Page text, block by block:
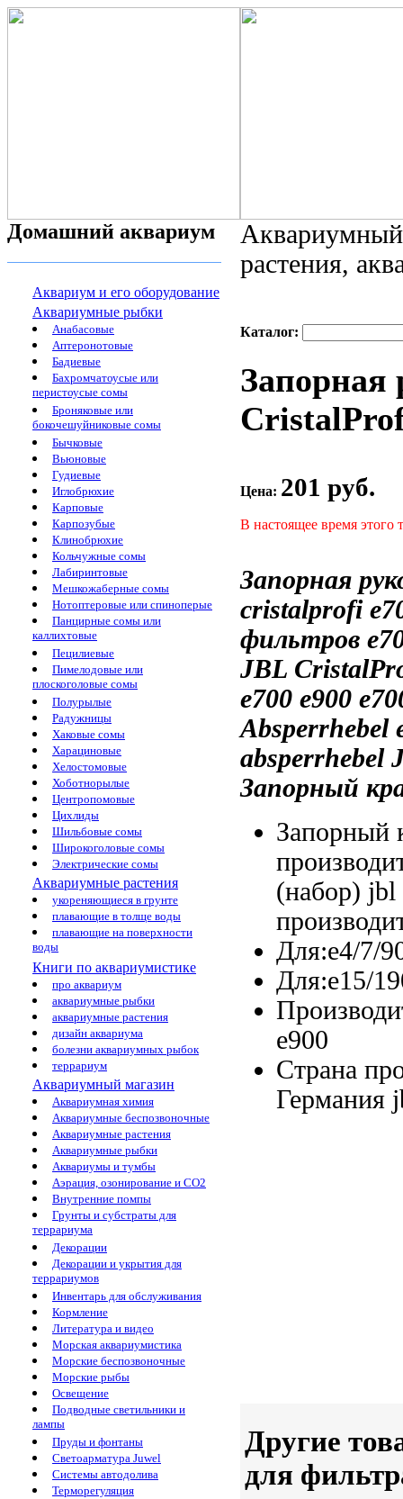
Домашний аквариум
Аквариум и его оборудование
Аквариумные рыбки
Анабасовые
Аптеронотовые
Бадиевые
Бахромчатоусые или
перистоусые сомы
Броняковые или
бокочешуйниковые сомы
Бычковые
Вьюновые
Гудиевые
Иглобрюхие
Карповые
Карпозубые
Клинобрюхие
Кольчужные сомы
Лабиринтовые
Мешкожаберные сомы
Нотоптеровые или спиноперые
Панцирные сомы или
каллихтовые
Пецилиевые
Пимелодовые или
плоскоголовые сомы
Полурылые
Радужницы
Хаковые сомы
Харациновые
Хелостомовые
Хоботнорылые
Центропомовые
Цихлиды
Шильбовые сомы
Широкоголовые сомы
Электрические сомы
Аквариумные растения
укореняющиеся в грунте
плавающие в толще воды
плавающие на поверхности
воды
Книги по аквариумистике
про аквариум
аквариумные рыбки
аквариумные растения
дизайн аквариума
болезни аквариумных рыбок
террариум
Аквариумный магазин
Аквариумная химия
Аквариумные беспозвоночные
Аквариумные растения
Аквариумные рыбки
Аквариумы и тумбы
Аэрация, озонирование и CO2
Внутренние помпы
Грунты и субстраты для
террариума
Декорации
Декорации и укрытия для
террариумов
Инвентарь для обслуживания
Кормление
Литература и видео
Морская аквариумистика
Морские беспозвоночные
Морские рыбы
Освещение
Подводные светильники и
лампы
Пруды и фонтаны
Светоарматура Juwel
Системы автодолива
Терморегуляция
растения,
Каталог:
Запорная
Цена: 201 руб.
В настоящее время этого
Запорная
cristalprofi
фильтров
JBL
e700 e900
Absperrhebel
absperrhebel
Запорный
Запорный
(набор) jbl
Для:e4/7/
Для:e15/
e900
Страна
Германия
Другие
для